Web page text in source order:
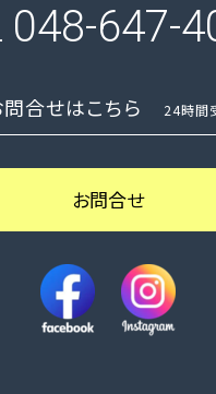
048-647-
合せはこちら 24時間
お問合せ